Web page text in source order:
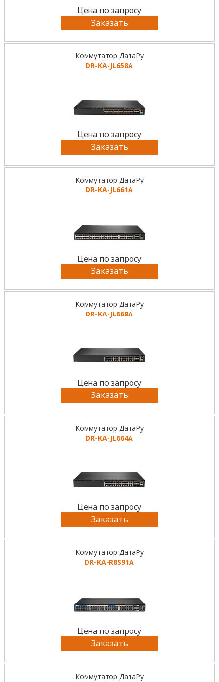
Цена по запросу
Заказать
Коммутатор ДатаРу
DR-KА-JL658A
Цена по запросу
Заказать
Коммутатор ДатаРу
DR-KА-JL661A
Цена по запросу
Заказать
Коммутатор ДатаРу
DR-KА-JL668A
Цена по запросу
Заказать
Коммутатор ДатаРу
DR-KА-JL664A
Цена по запросу
Заказать
Коммутатор ДатаРу
DR-KА-R8S91A
Цена по запросу
Заказать
Коммутатор ДатаРу